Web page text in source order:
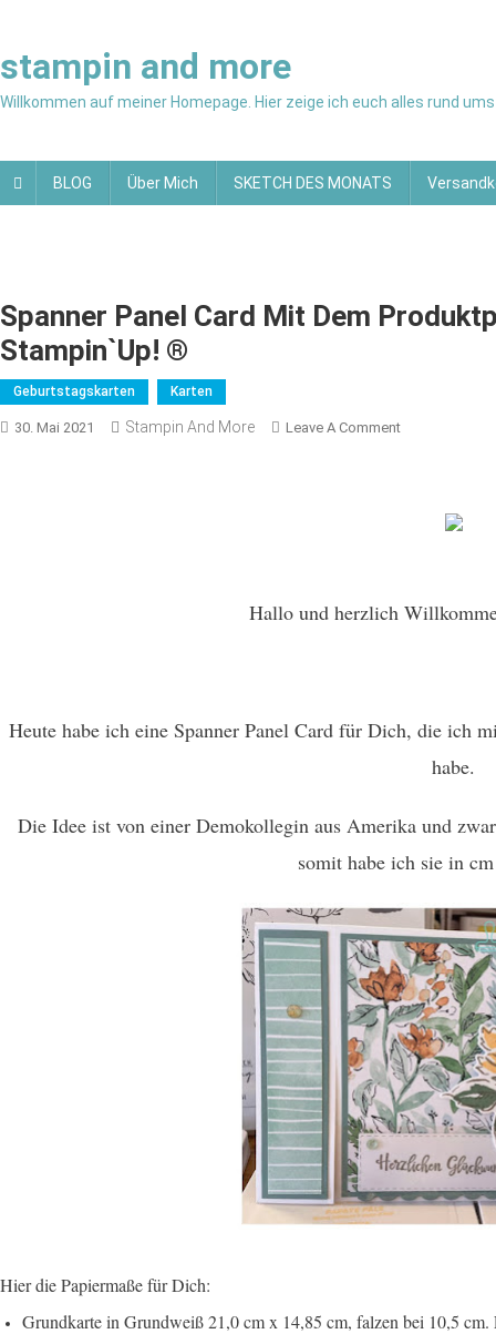
content
stampin and more
Willkommen auf meiner Homepage. Hier zeige ich euch alles rund
BLOG Über Mich SKETCH DES MONATS
Spanner Panel Card Mit Dem
Stampin`Up! ®
Geburtstagskarten Karten
30. Mai 2021 Stampin And More Leave A CommentOn
Handgemalte
Hallo und herzlich
Heute habe ich eine Spanner Panel Card für Dich, die ich
habe.
Die Idee ist von einer Demokollegin aus Amerika und
somit habe ich sie in
Hier die Papiermaße für Dich:
Grundkarte in Grundweiß 21,0 cm x 14,85 cm, falzen bei 10,5